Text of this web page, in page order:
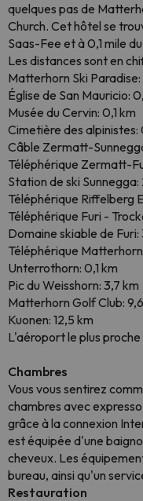
quelques pas de
Church. Cet hôtel se
Saas-Fee et à 0,1 mile
Les distances sont en
Matterhorn Ski Paradise:
Église de San Mauricio:
Musée du Cervin: 0,1 km
Cimetière des alpinistes:
Câble Zermatt-
Téléphérique Zermatt-
Station de ski Sunnegga:
Téléphérique Riffelberg
Téléphérique Furi -
Domaine skiable de Furi:
Téléphérique Matterhorn
Unterrothorn: 0,1 km
Pic du Weisshorn: 3,7 km
Matterhorn Golf Club:
Kuonen: 12,5 km
L'aéroport le plus proche
Chambres
Vous vous sentirez
chambres avec
grâce à la connexion
est équipée d'une
cheveux. Les
bureau, ainsi qu'un
Restauration